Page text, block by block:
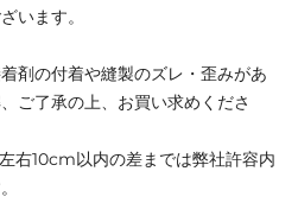
います。
剤の付着や縫製のズレ・歪みがあ
ご了承の上、お買い求めくださ
右10cm以内の差までは弊社許容内